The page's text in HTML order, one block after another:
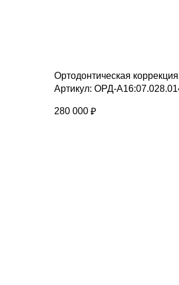
Ортодонтическая
Артикул: ОРД-
280 000 ₽